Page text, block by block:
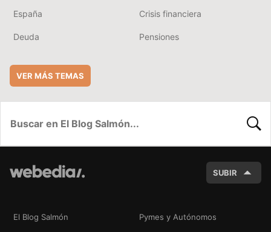
España Crisis financiera
Deuda Pensiones
VER MÁS TEMAS
SUBIR
El Blog Salmón Pymes y Autónomos